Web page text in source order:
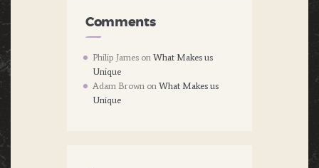
Comments
Philip James onWhat Makes us
Unique
Adam Brown onWhat Makes us
Unique